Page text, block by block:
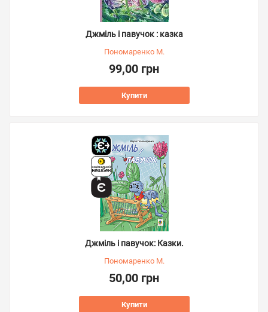
Джміль і павучок : казка
Пономаренко М.
99,00 грн
Купити
Джміль і павучок: Казки.
Пономаренко М.
50,00 грн
Купити